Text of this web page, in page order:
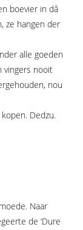
boevier in dâ
ze hangen der
alle goeden
vingers nooit
nou
Dedzu.
Naar
de ‘Dure